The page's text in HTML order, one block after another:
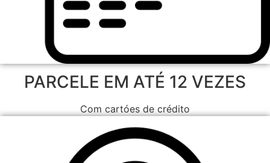
PARCELE EM ATÉ 12 VEZES
Com cartóes de crédito